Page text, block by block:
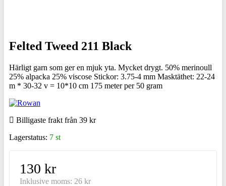
Felted Tweed 211 Black
Härligt garn som ger en mjuk yta. Mycket drygt. 50% merinoull
25% alpacka 25% viscose Stickor: 3.75-4 mm Masktäthet: 22-24
m * 30-32 v = 10*10 cm 175 meter per 50 gram
Billigaste frakt från 39 kr
Lagerstatus: 7 st
130 kr
Inklusive moms: 26 kr